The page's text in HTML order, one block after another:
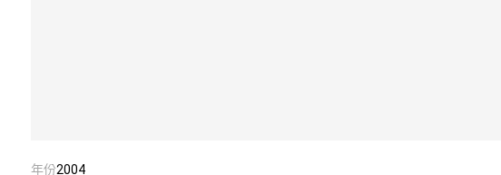
年份2004